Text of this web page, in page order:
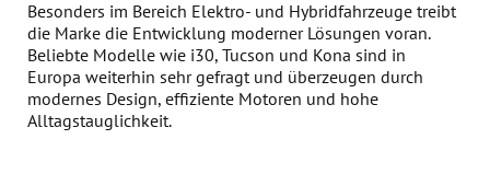
Besonders im Bereich Elektro- und Hybridfahrzeuge treibt
die Marke die Entwicklung moderner Lösungen voran.
Beliebte Modelle wie i30, Tucson und Kona sind in
Europa weiterhin sehr gefragt und überzeugen durch
modernes Design, effiziente Motoren und hohe
Alltagstauglichkeit.